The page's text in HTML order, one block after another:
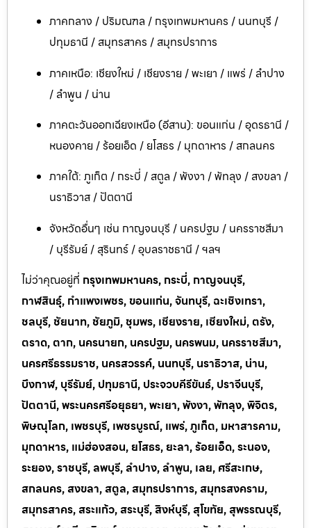
ภาคกลาง / ปริมณฑล / กรุงเทพมหานคร / นนทบุรี /
ปทุมธานี / สมุทรสาคร / สมุทรปราการ
ภาคเหนือ: เชียงใหม่ / เชียงราย / พะเยา / แพร่ / ลำปาง
/ ลำพูน / น่าน
ภาคตะวันออกเฉียงเหนือ (อีสาน): ขอนแก่น / อุดรธานี /
หนองคาย / ร้อยเอ็ด / ยโสธร / มุกดาหาร / สกลนคร
ภาคใต้: ภูเก็ต / กระบี่ / สตูล / พังงา / พัทลุง / สงขลา /
นราธิวาส / ปัตตานี
จังหวัดอื่นๆ เช่น กาญจนบุรี / นครปฐม / นครราชสีมา
/ บุรีรัมย์ / สุรินทร์ / อุบลราชธานี / ฯลฯ
ไม่ว่าคุณอยู่ที่ กรุงเทพมหานคร, กระบี่, กาญจนบุรี,
กาฬสินธุ์, กำแพงเพชร, ขอนแก่น, จันทบุรี, ฉะเชิงเทรา,
ชลบุรี, ชัยนาท, ชัยภูมิ, ชุมพร, เชียงราย, เชียงใหม่, ตรัง,
ตราด, ตาก, นครนายก, นครปฐม, นครพนม, นครราชสีมา,
นครศรีธรรมราช, นครสวรรค์, นนทบุรี, นราธิวาส, น่าน,
บึงกาฬ, บุรีรัมย์, ปทุมธานี, ประจวบคีรีขันธ์, ปราจีนบุรี,
ปัตตานี, พระนครศรีอยุธยา, พะเยา, พังงา, พัทลุง, พิจิตร,
พิษณุโลก, เพชรบุรี, เพชรบูรณ์, แพร่, ภูเก็ต, มหาสารคาม,
มุกดาหาร, แม่ฮ่องสอน, ยโสธร, ยะลา, ร้อยเอ็ด, ระนอง,
ระยอง, ราชบุรี, ลพบุรี, ลำปาง, ลำพูน, เลย, ศรีสะเกษ,
สกลนคร, สงขลา, สตูล, สมุทรปราการ, สมุทรสงคราม,
สมุทรสาคร, สระแก้ว, สระบุรี, สิงห์บุรี, สุโขทัย, สุพรรณบุรี,